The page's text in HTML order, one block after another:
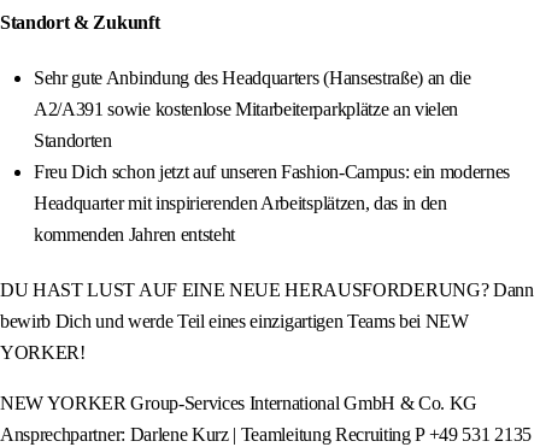
Standort & Zukunft
Sehr gute Anbindung des Headquarters (Hansestraße) an die
A2/A391 sowie kostenlose Mitarbeiterparkplätze an vielen
Standorten
Freu Dich schon jetzt auf unseren Fashion-Campus: ein modernes
Headquarter mit inspirierenden Arbeitsplätzen, das in den
kommenden Jahren entsteht
DU HAST LUST AUF EINE NEUE HERAUSFORDERUNG? Dann
bewirb Dich und werde Teil eines einzigartigen Teams bei NEW
YORKER!
NEW YORKER Group-Services International GmbH & Co. KG
Ansprechpartner: Darlene Kurz | Teamleitung Recruiting P +49 531 2135